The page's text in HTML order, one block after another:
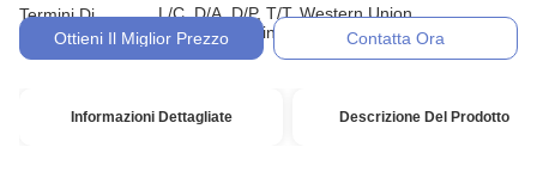
Termini Di
Pagamento:
L/C, D/A, D/P, T/T, Western Union,
MoneyGram, in denaro, impegno
Ottieni Il Miglior Prezzo Contatta Ora
Informazioni Dettagliate Descrizione Del Prodotto